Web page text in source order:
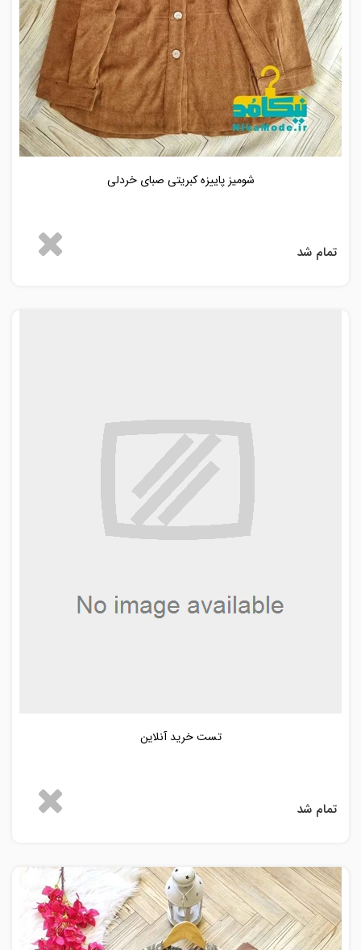
شومیز پاییزه کبریتی صبای خردلی
تمام شد
تست خرید آنلاین
تمام شد